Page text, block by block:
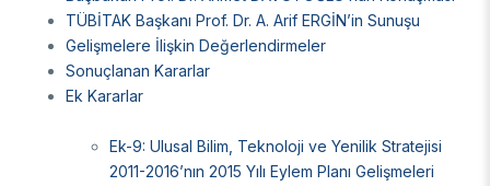
Kutup Araştırmaları Enstitüsü (KARE)
TÜBİTAK Başkanı Prof. Dr. A. Arif ERGİN’in Sunuşu
Gelişmelere İlişkin Değerlendirmeler
Sonuçlanan Kararlar
Ek Kararlar
Ek-9: Ulusal Bilim, Teknoloji ve Yenilik Stratejisi
2011-2016’nın 2015 Yılı Eylem Planı Gelişmeleri